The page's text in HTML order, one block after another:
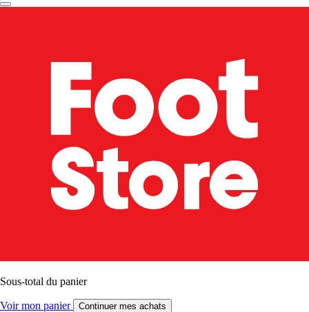
Sous-total du panier
Voir mon panier Continuer mes achats